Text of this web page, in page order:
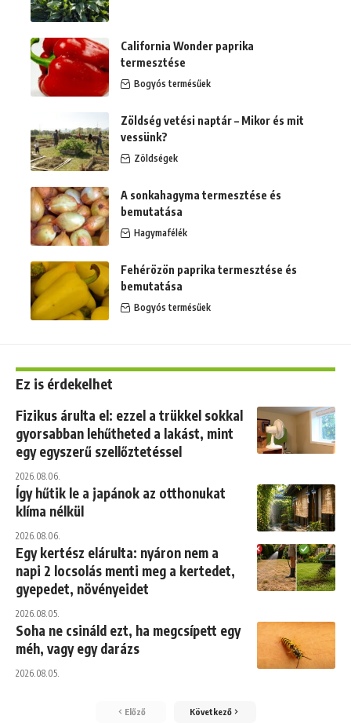
California Wonder paprika
termesztése
Bogyós termésűek
Zöldség vetési naptár – Mikor és mit
vessünk?
Zöldségek
A sonkahagyma termesztése és
bemutatása
Hagymafélék
Fehérözön paprika termesztése és
bemutatása
Bogyós termésűek
Ez is érdekelhet
Fizikus árulta el: ezzel a trükkel sokkal
gyorsabban lehűtheted a lakást, mint
egy egyszerű szellőztetéssel
2026.08.06.
Így hűtik le a japánok az otthonukat
klíma nélkül
2026.08.06.
Egy kertész elárulta: nyáron nem a
napi 2 locsolás menti meg a kertedet,
gyepedet, növényeidet
2026.08.05.
Soha ne csináld ezt, ha megcsípett egy
méh, vagy egy darázs
2026.08.05.
Előző Következő